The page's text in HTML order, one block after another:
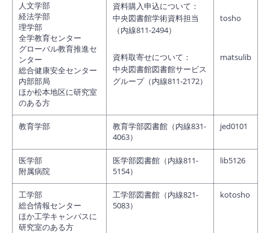
人文学部
経法学部
理学部
全学教育センター
グローバル教育推進セ
ンター
総合健康安全センター
内部部局
ほか松本地区に研究室
のある方
資料購入申込について：
中央図書館学術資料担当
（内線811-2494）
資料取寄せについて：
中央図書館図書館サービス
グループ（内線811-2172）
tosho
matsulib
教育学部
教育学部図書館（内線831-
4063）
jed0101
医学部
附属病院
医学部図書館（内線811-
5154）
lib5126
工学部
総合情報センター
ほか工学キャンパスに
研究室のある方
工学部図書館（内線821-
5083）
kotosho